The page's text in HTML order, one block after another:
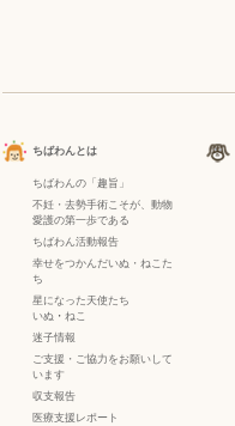
ちばわんとは
ちばわんの「趣旨」
不妊・去勢手術こそが、動物
愛護の第一歩である
ちばわん活動報告
幸せをつかんだいぬ・ねこた
ち
星になった天使たち
いぬ ・ ねこ
迷子情報
ご支援・ご協力をお願いして
います
収支報告
医療支援レポート